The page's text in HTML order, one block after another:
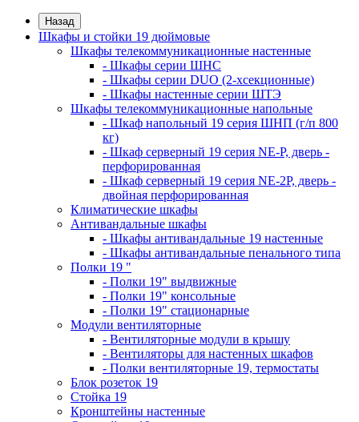
Назад
Шкафы и стойки 19 дюймовые
Шкафы телекоммуникационные настенные
- Шкафы серии ШНС
- Шкафы серии DUO (2-хсекционные)
- Шкафы настенные серии ШТЭ
Шкафы телекоммуникационные напольные
- Шкаф напольный 19 серия ШНП (г/п 800
кг)
- Шкаф серверный 19 серия NE-P, дверь -
перфорированная
- Шкаф серверный 19 серия NE-2P, дверь -
двойная перфорированная
Климатические шкафы
Антивандальные шкафы
- Шкафы антивандальные 19 настенные
- Шкафы антивандальные пенального типа
Полки 19 "
- Полки 19" выдвижные
- Полки 19" консольные
- Полки 19" стационарные
Модули вентиляторные
- Вентиляторные модули в крышу
- Вентиляторы для настенных шкафов
- Полки вентиляторные 19, термостаты
Блок розеток 19
Стойка 19
Кронштейны настенные